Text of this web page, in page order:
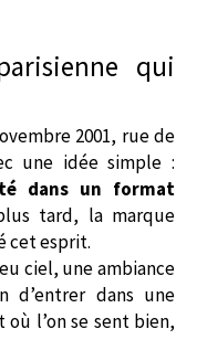
qui
2001, rue de
une idée simple :
dans un format
tard, la marque
cet esprit.
ciel, une ambiance
d’entrer dans une
l’on se sent bien,